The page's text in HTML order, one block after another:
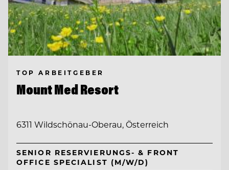
TOP ARBEITGEBER
Mount Med Resort
6311 Wildschönau-Oberau, Österreich
SENIOR RESERVIERUNGS- & FRONT
OFFICE SPECIALIST (M/W/D)